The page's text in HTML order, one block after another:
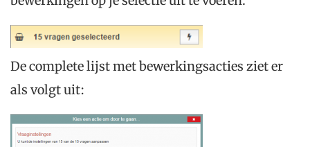
De complete lijst met bewerkingsacties ziet er
als volgt uit: